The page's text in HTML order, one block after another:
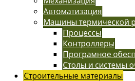
Автоматизация
Машины термической
Процессы
Контроллеры
Програмное
Столы и системы
Строительные материалы